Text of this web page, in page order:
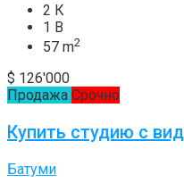
2 К
1 В
57 m2
$ 126'000
Продажа Срочно
Купить студию с
Батуми